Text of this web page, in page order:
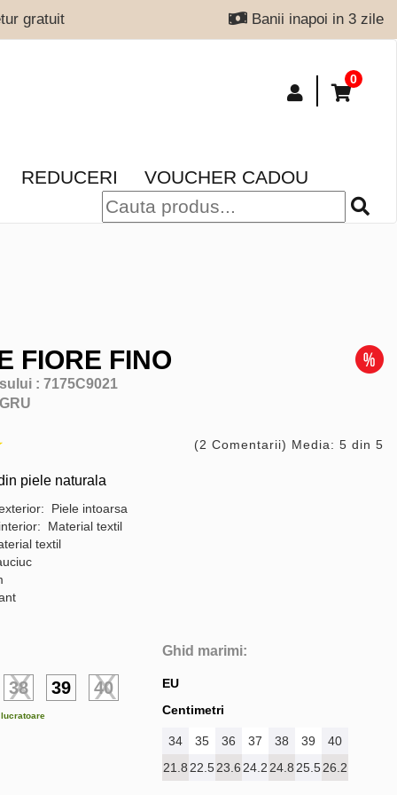
gratuit Banii inapoi in 3 zile
0
REDUCERI VOUCHER CADOU
FIORE FINO
: 7175C9021
(2 Comentarii) Media: 5 din 5
piele naturala
Piele intoarsa
Material textil
textil
38 39 40
Ghid marimi:
EU
Centimetri
34 35 36 37 38 39
40
21.8 22.523.6 24.2 24.8 25.526.2